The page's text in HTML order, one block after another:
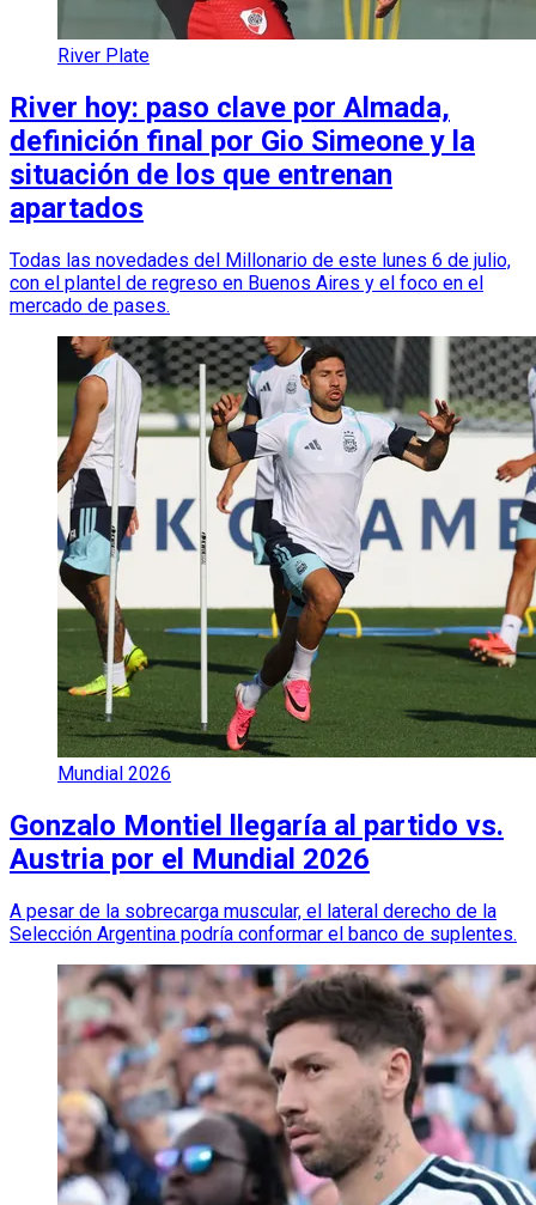
River Plate
River hoy: paso clave por Almada,
definición final por Gio Simeone y la
situación de los que entrenan
apartados
Todas las novedades del Millonario de este lunes 6 de julio,
con el plantel de regreso en Buenos Aires y el foco en el
mercado de pases.
Mundial 2026
Gonzalo Montiel llegaría al partido vs.
Austria por el Mundial 2026
A pesar de la sobrecarga muscular, el lateral derecho de la
Selección Argentina podría conformar el banco de suplentes.